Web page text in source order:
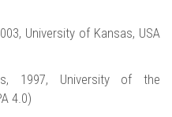
University of Kansas, USA
1997, University of the
4.0)